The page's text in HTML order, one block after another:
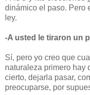
dinámico el paso. Pero
ley.
-A usted le tiraron un
Sí, pero yo creo que
naturaleza primero hay
cierto, dejarla pasar,
preocuparse, por